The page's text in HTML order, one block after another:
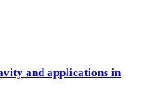
and applications in